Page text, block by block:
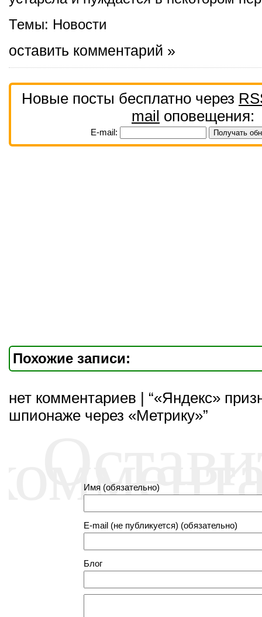
Темы: Новости
оставить комментарий »
Новые посты бесплатно через
mail оповещения:
E-mail:
Похожие записи:
нет комментариев | “«Яндекс»
шпионаже через «Метрику»”
Имя (обязательно)
E-mail (не публикуется) (обязательно)
Блог